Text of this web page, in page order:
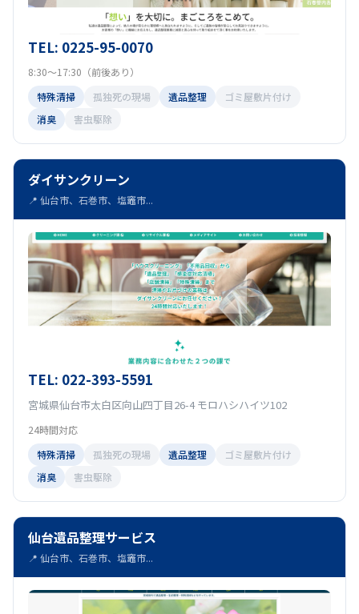
TEL: 0225-95-0070
8:30～17:30（前後あり）
特殊清掃
孤独死の現場 遺品整理
ゴミ屋敷片付け
消臭
害虫駆除
ダイサンクリーン
📍 仙台市、石巻市、塩竈市...
TEL: 022-393-5591
宮城県仙台市太白区向山四丁目26-4 モロハシハイツ102
24時間対応
特殊清掃
孤独死の現場 遺品整理
ゴミ屋敷片付け
消臭
害虫駆除
仙台遺品整理サービス
📍 仙台市、石巻市、塩竈市...